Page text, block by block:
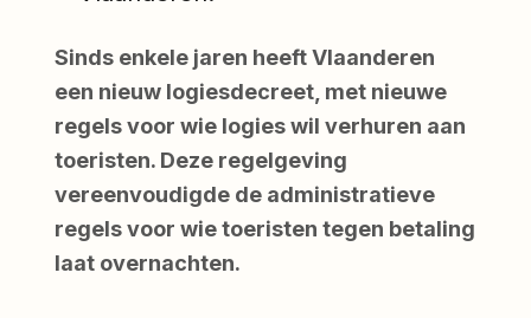
Sinds enkele jaren heeft Vlaanderen
een nieuw logiesdecreet, met nieuwe
regels voor wie logies wil verhuren aan
toeristen. Deze regelgeving
vereenvoudigde de administratieve
regels voor wie toeristen tegen betaling
laat overnachten.